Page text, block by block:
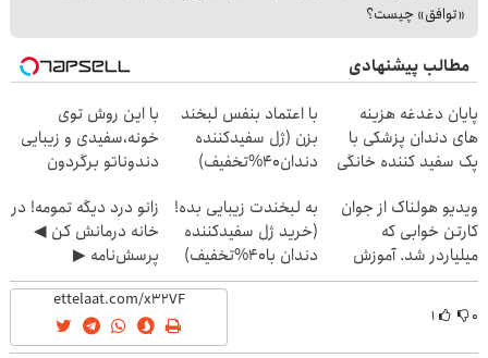
«توافق» چیست؟
مطالب پیشنهادی
پایان دغدغه هزینه
های دندان پزشکی با
پک سفید کننده خانگی
با اعتماد بنفس لبخند
بزن (ژل سفیدکننده
دندان40%تخفیف)
با این روش توی
خونه،سفیدی و زیبایی
دندوناتو برگردون
ویدیو هولناک از جوان
کارتن خوابی که
میلیاردر شد. آموزش
رایگان
به لبخندت زیبایی بده!
(خرید ژل سفیدکننده
دندان با40%تخفیف)
زانو درد دیگه تمومه! در
خانه درمانش کن ◀
پرسش‌نامه ▶
۰ ۱